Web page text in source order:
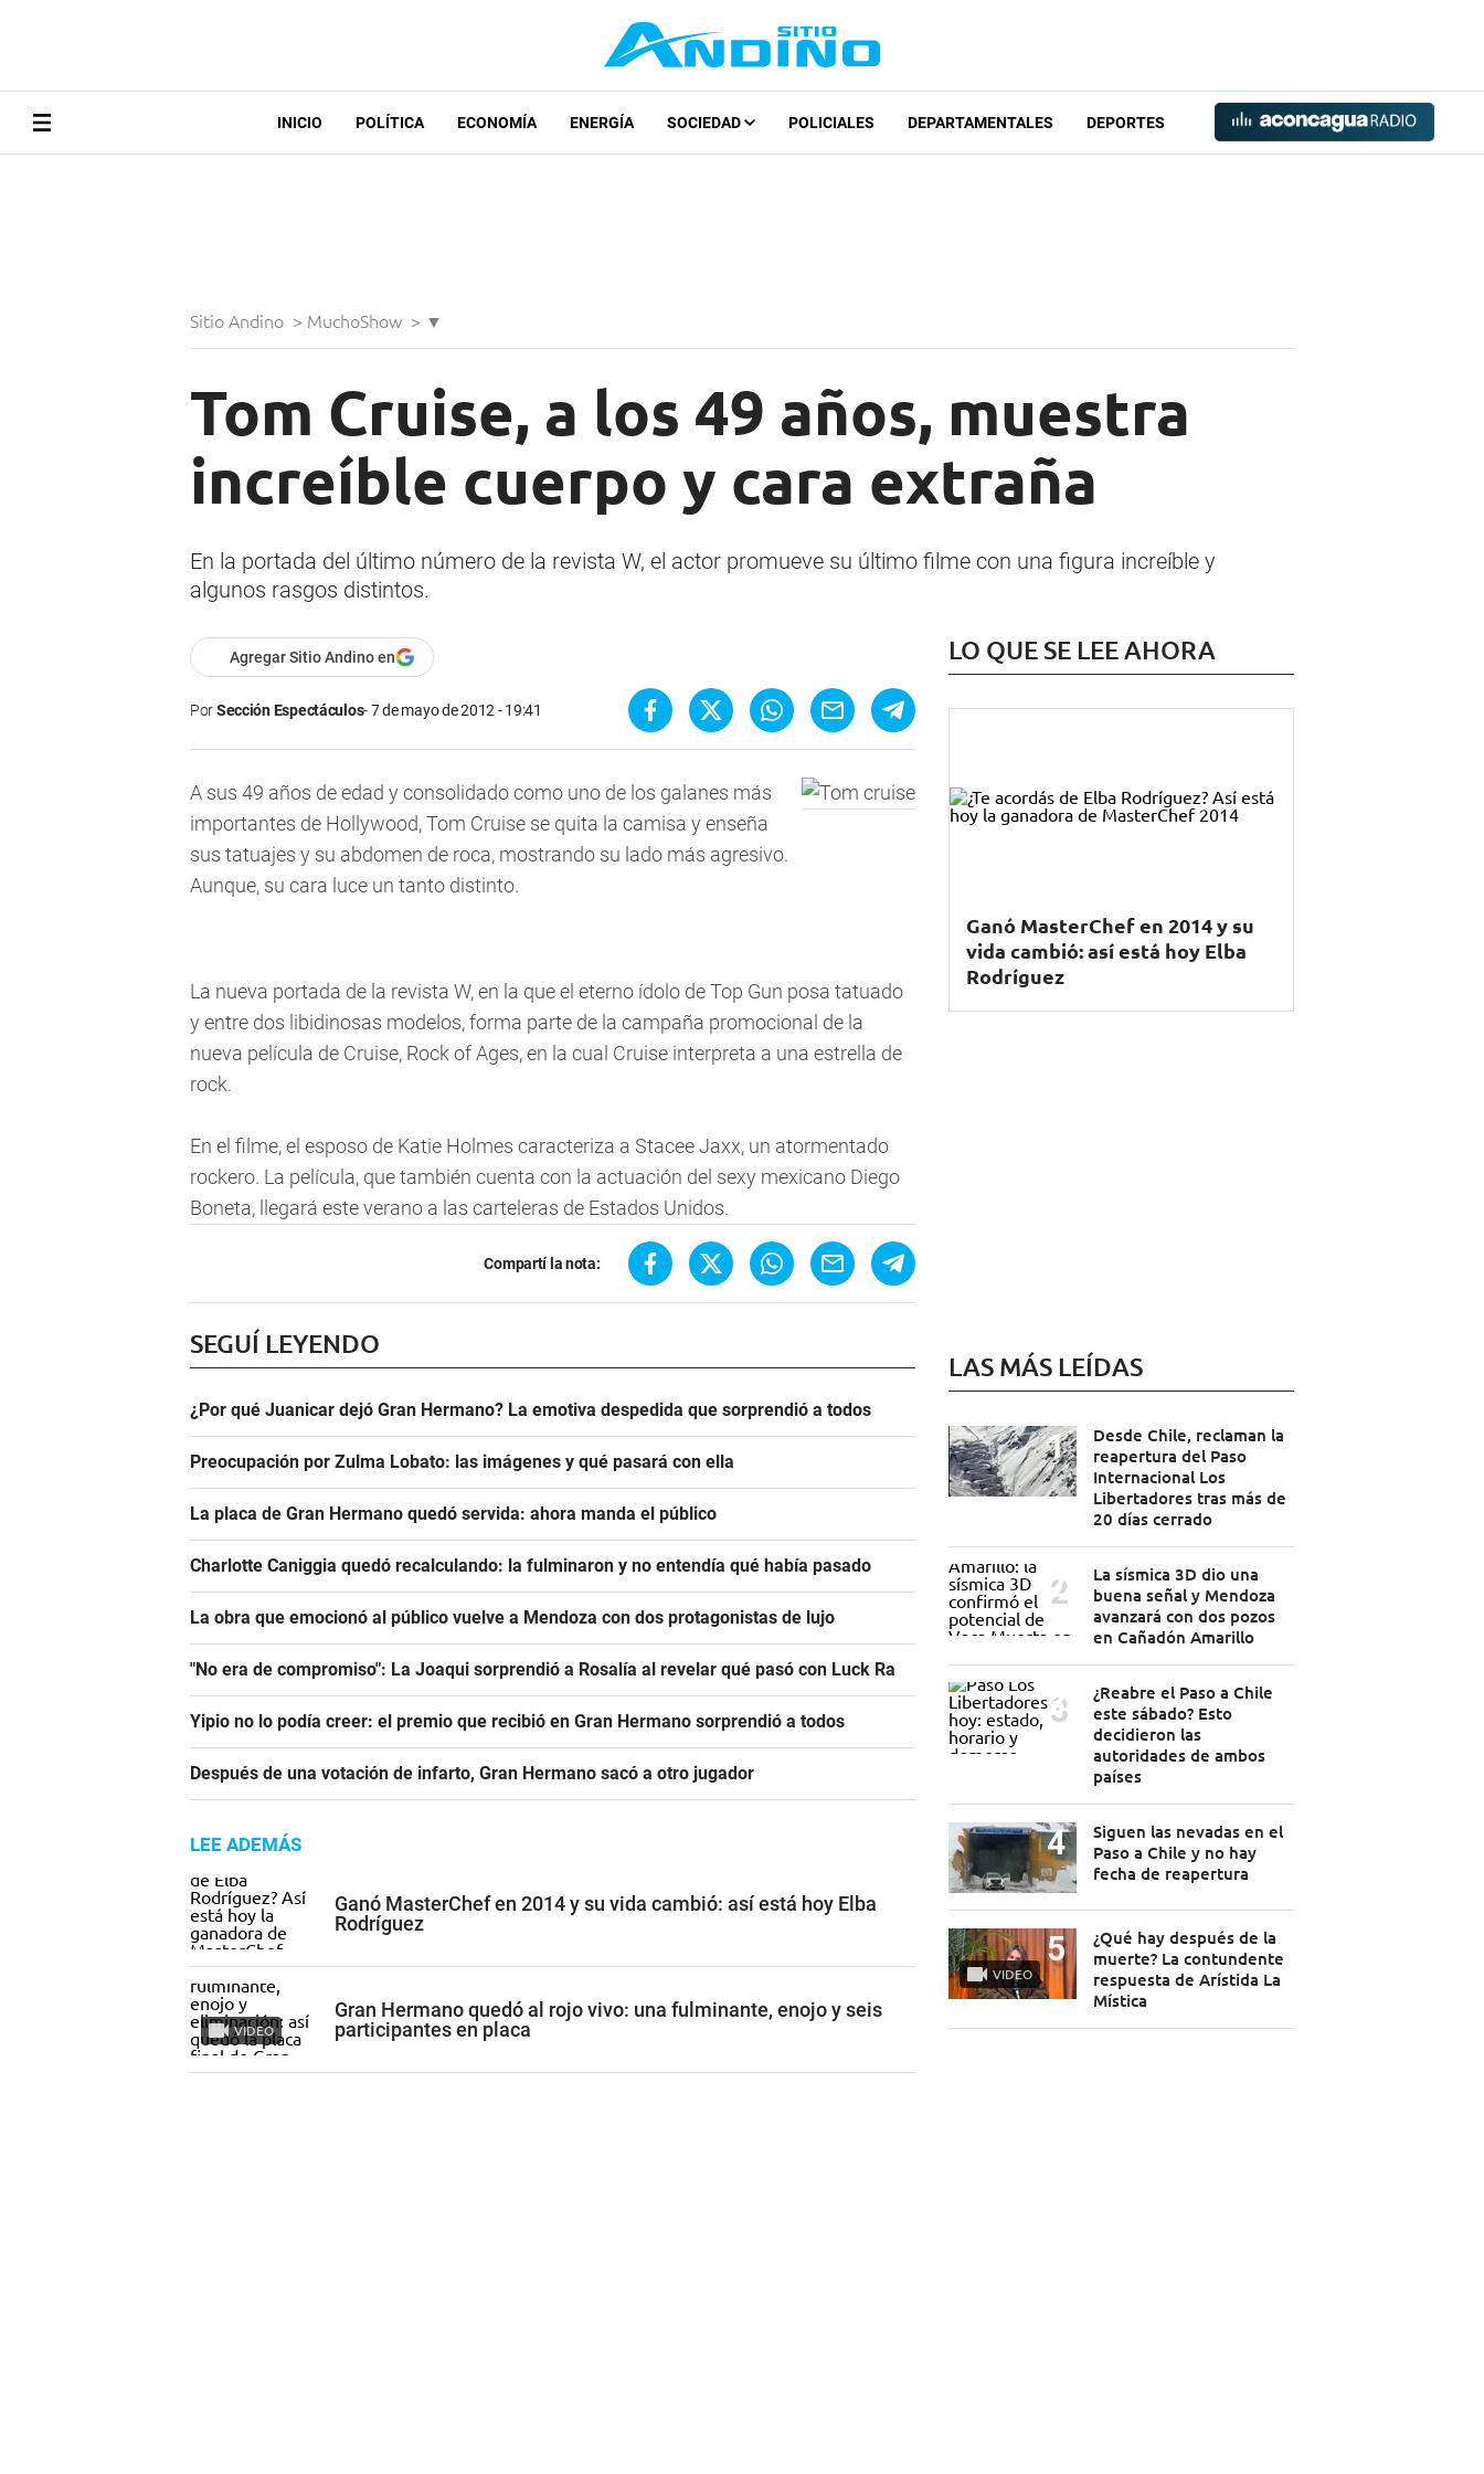
INICIO POLÍTICA ECONOMÍA ENERGÍA SOCIEDAD POLICIALES DEPARTAMENTALES DEPORTES
Sitio Andino > MuchoShow > ▼
Tom Cruise, a los 49 años, muestra
increíble cuerpo y cara extraña
En la portada del último número de la revista W, el actor promueve su último filme con una figura increíble y
algunos rasgos distintos.
Agregar Sitio Andino en
PorSección Espectáculos 7 de mayo de 2012 - 19:41
A sus 49 años de edad y consolidado como uno de los galanes más
importantes de Hollywood, Tom Cruise se quita la camisa y enseña
sus tatuajes y su abdomen de roca, mostrando su lado más agresivo.
Aunque, su cara luce un tanto distinto.
La nueva portada de la revista W, en la que el eterno ídolo de Top Gun posa tatuado
y entre dos libidinosas modelos, forma parte de la campaña promocional de la
nueva película de Cruise, Rock of Ages, en la cual Cruise interpreta a una estrella de
rock.
En el filme, el esposo de Katie Holmes caracteriza a Stacee Jaxx, un atormentado
rockero. La película, que también cuenta con la actuación del sexy mexicano Diego
Boneta, llegará este verano a las carteleras de Estados Unidos.
Compartí la nota:
SEGUÍ LEYENDO
¿Por qué Juanicar dejó Gran Hermano? La emotiva despedida que sorprendió a todos
Preocupación por Zulma Lobato: las imágenes y qué pasará con ella
La placa de Gran Hermano quedó servida: ahora manda el público
Charlotte Caniggia quedó recalculando: la fulminaron y no entendía qué había pasado
La obra que emocionó al público vuelve a Mendoza con dos protagonistas de lujo
"No era de compromiso": La Joaqui sorprendió a Rosalía al revelar qué pasó con Luck Ra
Yipio no lo podía creer: el premio que recibió en Gran Hermano sorprendió a todos
Después de una votación de infarto, Gran Hermano sacó a otro jugador
LEE ADEMÁS
Ganó MasterChef en 2014 y su vida cambió: así está hoy Elba
Rodríguez
VIDEO
Gran Hermano quedó al rojo vivo: una fulminante, enojo y seis
participantes en placa
LO QUE SE LEE AHORA
Ganó MasterChef en 2014 y su
vida cambió: así está hoy Elba
Rodríguez
LAS MÁS LEÍDAS
Desde Chile, reclaman la
reapertura del Paso
Internacional Los
Libertadores tras más de
20 días cerrado
La sísmica 3D dio una
buena señal y Mendoza
avanzará con dos pozos
en Cañadón Amarillo
¿Reabre el Paso a Chile
este sábado? Esto
decidieron las
autoridades de ambos
países
Siguen las nevadas en el
Paso a Chile y no hay
fecha de reapertura
VIDEO
¿Qué hay después de la
muerte? La contundente
respuesta de Arístida La
Mística